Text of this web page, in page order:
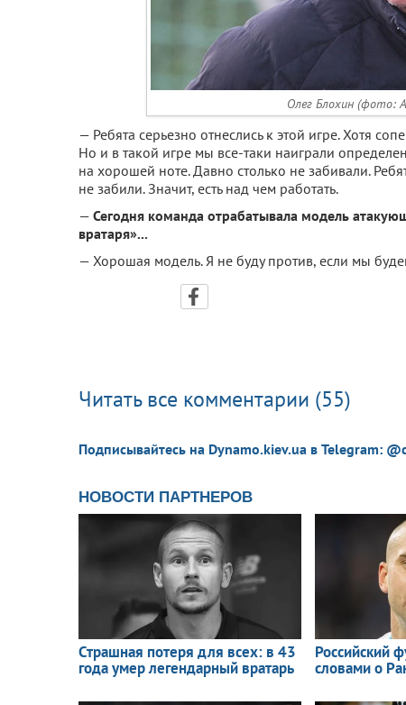
Олег Блохин (фото:
— Ребята серьезно отнеслись к этой игре. Хотя
Но и в такой игре мы все-таки наиграли
на хорошей ноте. Давно столько не забивали.
не забили. Значит, есть над чем работать.
— Сегодня команда отрабатывала модель
вратаря»...
— Хорошая модель. Я не буду против, если мы
Читать все комментарии (55)
Подписывайтесь на Dynamo.kiev.ua в Telegram: